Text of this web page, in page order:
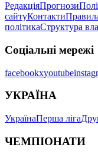
РедакціяПрогнози
сайтуКонтакти
політикаСтруктура
Соціальні мережі
facebookxyoutube
УКРАЇНА
УкраїнаПерша ліга
ЧЕМПІОНАТИ